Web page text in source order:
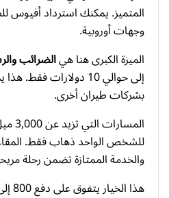
المتميز. يمكنك استرداد أفيوس
وجهات أوروبية.
الميزة الكبرى هنا هيالضرائب
إلى حوالي 10 دولارات
بشركات طيران أخرى.
للشخص الواحد ذهاب فقط.
والخدمة الممتازة تضمن رحلة